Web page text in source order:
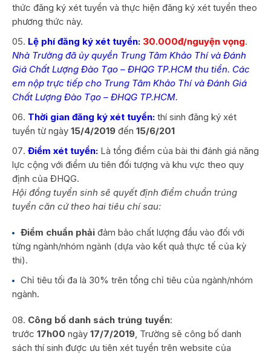
thức đăng ký xét tuyển và thực hiện đăng ký xét tuyển theo
phương thức này.
Lệ phí đăng ký xét tuyển: 30.000đ/nguyện vọng.
Nhà Trường đã ủy quyền Trung Tâm Khảo Thí và Đánh
Giá Chất Lượng Đào Tạo – ĐHQG TP.HCM thu tiền. Các
em nộp trực tiếp cho Trung Tâm Khảo Thí và Đánh Giá
Chất Lượng Đào Tạo – ĐHQG TP.HCM.
Thời gian đăng ký xét tuyển: thí sinh đăng ký xét
tuyển từ ngày 15/4/2019 đến 15/6/201
Điểm xét tuyển: Là tổng điểm của bài thi đánh giá năng
lực cộng với điểm ưu tiên đối tượng và khu vực theo quy
định của ĐHQG.
Hội đồng tuyển sinh sẽ quyết định điểm chuẩn trúng
tuyển căn cứ theo hai tiêu chí sau:
Điểm chuẩn phải đảm bảo chất lượng đầu vào đối với
từng ngành/nhóm ngành (dựa vào kết quả thực tế của kỳ
thi).
Chỉ tiêu tối đa là 30% trên tổng chỉ tiêu của ngành/nhóm
ngành.
Công bố danh sách trúng tuyển:
trước 17h00 ngày 17/7/2019, Trường sẽ công bố danh
sách thí sinh được ưu tiên xét tuyển trên website của